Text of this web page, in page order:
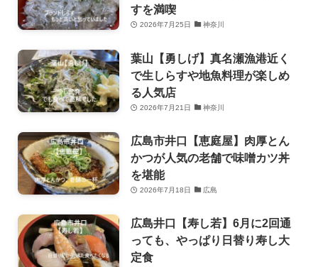
すを満喫
2026年7月25日 神奈川
葉山【勇しげ】真名瀬漁港近く
で生しらすや地魚料理が楽しめ
る人気店
2026年7月21日 神奈川
広島市井口【恵庭屋】肉厚とん
かつが人気の老舗で味噌カツ丼
を堪能
2026年7月18日 広島
広島井口【寿し若】6月に2回通
っても、やっぱり日替り寿し大
定食